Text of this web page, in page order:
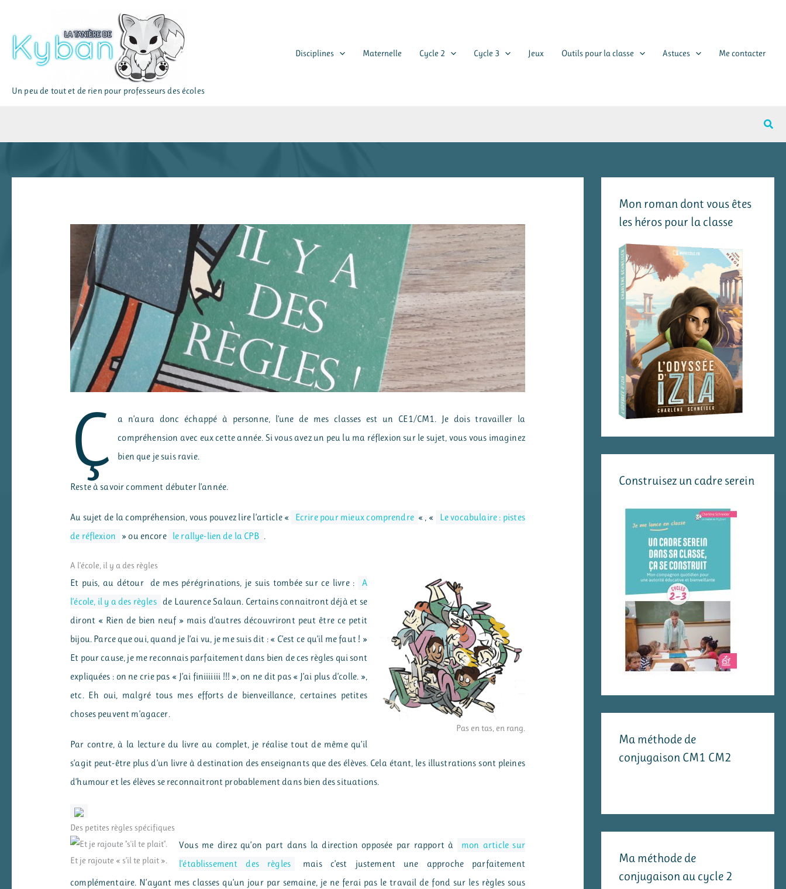
contenu
Un peu de tout et de rien pour professeurs des écoles
Disciplines Maternelle Cycle 2 Cycle 3 Jeux Outils pour la classe Astuces Me contacter
Ç
a n’aura donc échappé à personne, l’une de mes classes est un CE1/CM1. Je dois travailler la
compréhension avec eux cette année. Si vous avez un peu lu ma réflexion sur le sujet, vous vous imaginez
bien que je suis ravie.
Reste à savoir comment débuter l’année.
Au sujet de la compréhension, vous pouvez lire l’article « Ecrire pour mieux comprendre « , «
Le vocabulaire : pistes
de réflexion
» ou encore le rallye-lien de la CPB .
A l’école, il y a des règles
Pas en tas, en rang.
Et puis, au détour de mes pérégrinations, je suis tombée sur ce livre :
A
l’école, il y a des règles de Laurence Salaun. Certains connaitront déjà et se
diront « Rien de bien neuf » mais d’autres découvriront peut être ce petit
bijou. Parce que oui, quand je l’ai vu, je me suis dit : « C’est ce qu’il me faut ! »
Et pour cause, je me reconnais parfaitement dans bien de ces règles qui sont
expliquées : on ne crie pas « J’ai finiiiiiii !!! », on ne dit pas « J’ai plus d’colle. »,
etc. Eh oui, malgré tous mes efforts de bienveillance, certaines petites
choses peuvent m’agacer.
Par contre, à la lecture du livre au complet, je réalise tout de même qu’il
s’agit peut-être plus d’un livre à destination des enseignants que des élèves. Cela étant, les illustrations sont pleines
d’humour et les élèves se reconnaitront probablement dans bien des situations.
Des petites règles spécifiques
Et je rajoute « s’il te plait ».
Vous me direz qu’on part dans la direction opposée par rapport à
mon article sur
l’établissement des règles
mais c’est justement une approche parfaitement
complémentaire. N’ayant mes classes qu’un jour par semaine, je ne ferai pas le travail de fond sur les règles sous
Mon roman dont vous êtes
les héros pour la classe
Construisez un cadre serein
Ma méthode de
conjugaison CM1 CM2
Ma méthode de
conjugaison au cycle 2